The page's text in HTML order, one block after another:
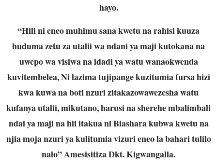
hayo.
“Hili ni eneo muhimu sana kwetu na rahisi kuuza
huduma zetu za utalii wa ndani ya maji kutokana na
uwepo wa visiwa na idadi ya watu wanaokwenda
kuvitembelea, Ni lazima tujipange kuzitumia fursa hizi
kwa kuwa na boti nzuri zitakazowawezesha watu
kufanya utalii, mikutano, harusi na sherehe mbalimbali
ndai ya maji na hii itakua ni Biashara kubwa kwetu na
njia moja nzuri ya kulitumia vizuri eneo la bahari tulilo
nalo” Amesisitiza Dkt. Kigwangalla.